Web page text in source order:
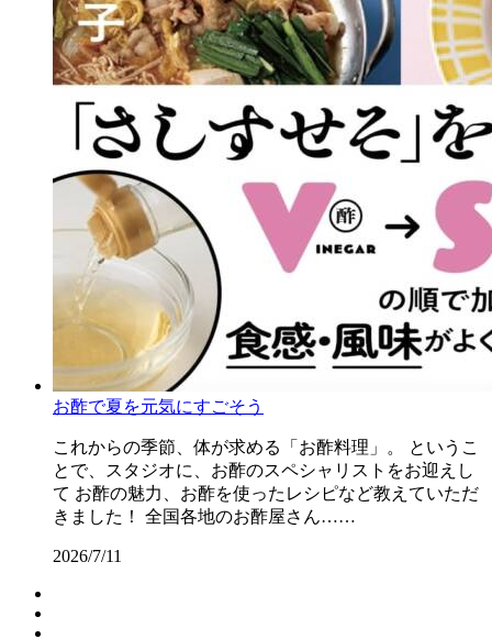
お酢で夏を元気にすごそう
これからの季節、体が求める「お酢料理」。 というこ
とで、スタジオに、お酢のスペシャリストをお迎えし
て お酢の魅力、お酢を使ったレシピなど教えていただ
きました！ 全国各地のお酢屋さん……
2026/7/11